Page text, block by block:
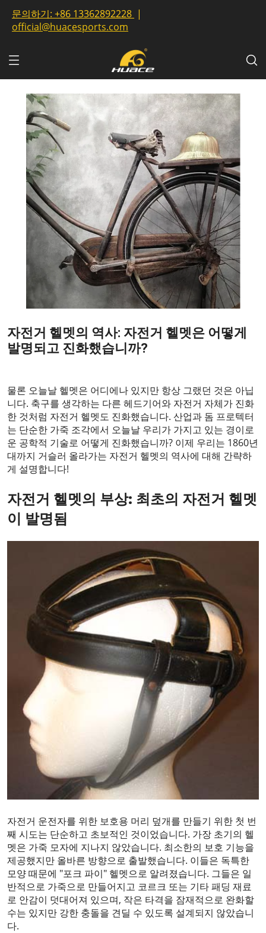
문의하기: +86 13362892228 |
official@huacesports.com
자전거 헬멧의 역사: 자전거 헬멧은 어떻게
발명되고 진화했습니까?
물론 오늘날 헬멧은 어디에나 있지만 항상 그랬던 것은 아닙
니다. 축구를 생각하는 다른 헤드기어와 자전거 자체가 진화
한 것처럼 자전거 헬멧도 진화했습니다. 산업과 돔 프로텍터
는 단순한 가죽 조각에서 오늘날 우리가 가지고 있는 경이로
운 공학적 기술로 어떻게 진화했습니까? 이제 우리는 1860년
대까지 거슬러 올라가는 자전거 헬멧의 역사에 대해 간략하
게 설명합니다!
자전거 헬멧의 부상: 최초의 자전거 헬멧
이 발명됨
자전거 운전자를 위한 보호용 머리 덮개를 만들기 위한 첫 번
째 시도는 단순하고 초보적인 것이었습니다. 가장 초기의 헬
멧은 가죽 모자에 지나지 않았습니다. 최소한의 보호 기능을
제공했지만 올바른 방향으로 출발했습니다. 이들은 독특한
모양 때문에 "포크 파이" 헬멧으로 알려졌습니다. 그들은 일
반적으로 가죽으로 만들어지고 코르크 또는 기타 패딩 재료
로 안감이 덧대어져 있으며, 작은 타격을 잠재적으로 완화할
수는 있지만 강한 충돌을 견딜 수 있도록 설계되지 않았습니
다.